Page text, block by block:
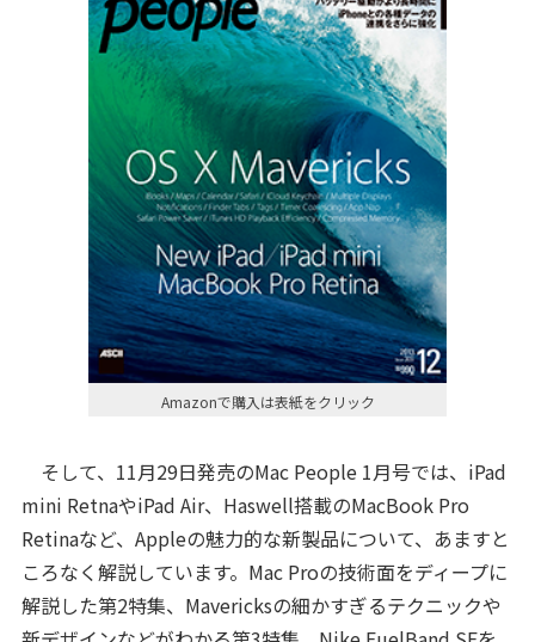
Amazonで購入は表紙をクリック
そして、11月29日発売のMac People 1月号では、iPad
mini RetnaやiPad Air、Haswell搭載のMacBook Pro
Retinaなど、Appleの魅力的な新製品について、あますと
ころなく解説しています。Mac Proの技術面をディープに
解説した第2特集、Mavericksの細かすぎるテクニックや